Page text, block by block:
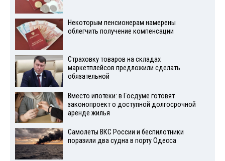
Некоторым пенсионерам намерены
облегчить получение компенсации
Страховку товаров на складах
маркетплейсов предложили сделать
обязательной
Вместо ипотеки: в Госдуме готовят
законопроект о доступной долгосрочной
аренде жилья
Самолеты ВКС России и беспилотники
поразили два судна в порту Одесса